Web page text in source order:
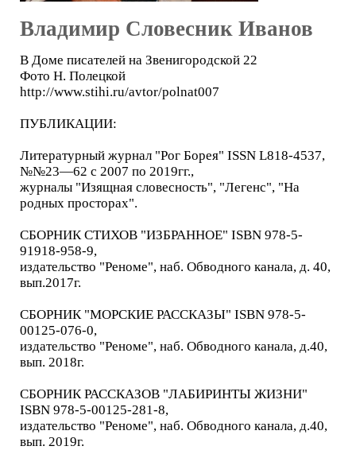
Владимир Словесник Иванов
В Доме писателей на Звенигородской 22
Фото Н. Полецкой
http://www.stihi.ru/avtor/polnat007
ПУБЛИКАЦИИ:
Литературный журнал "Рог Борея" ISSN L818-4537,
№№23—62 с 2007 по 2019гг.,
журналы "Изящная словесность", "Легенс", "На
родных просторах".
СБОРНИК СТИХОВ "ИЗБРАННОЕ" ISBN 978-5-
91918-958-9,
издательство "Реноме", наб. Обводного канала, д. 40,
вып.2017г.
СБОРНИК "МОРСКИЕ РАССКАЗЫ" ISBN 978-5-
00125-076-0,
издательство "Реноме", наб. Обводного канала, д.40,
вып. 2018г.
СБОРНИК РАССКАЗОВ "ЛАБИРИНТЫ ЖИЗНИ"
ISBN 978-5-00125-281-8,
издательство "Реноме", наб. Обводного канала, д.40,
вып. 2019г.